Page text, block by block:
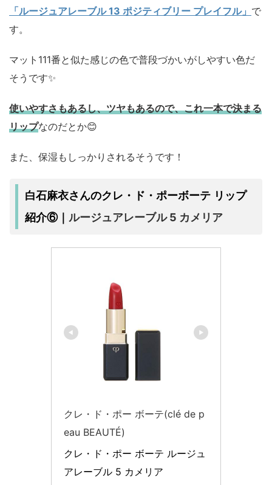
「ルージュアレーブル 13 ポジティブリー プレイフル」 で
す。
マット111番と似た感じの色で普段づかいがしやすい色だ
そうです✨
使いやすさもあるし、ツヤもあるので、これ一本で決まる
リップなのだとか😊
また、保湿もしっかりされるそうです！
白石麻衣さんのクレ・ド・ポーボーテ リップ
紹介⑥｜ルージュアレーブル 5 カメリア
クレ・ド・ポー ボーテ(clé de p
eau BEAUTÉ)
クレ・ド・ポー ボーテ ルージュ
アレーブル 5 カメリア